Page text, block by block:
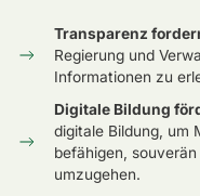
Transparenz
Regierung und
Informationen zu
Digitale Bildung
digitale Bildung, um
befähigen,
umzugehen.